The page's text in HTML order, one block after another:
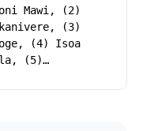
Mawi, (2)
(3)
(4) Isoa
(5)…